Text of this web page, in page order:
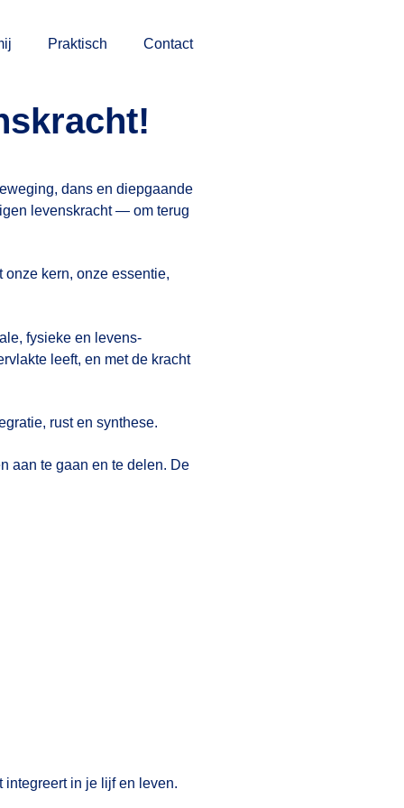
Praktisch Contact
dans en diepgaande
levenskracht — om terug
kern, onze essentie,
fysieke en levens-
leeft, en met de kracht
rust en synthese.
aan te gaan en te delen. De
integreert in je lijf en leven.